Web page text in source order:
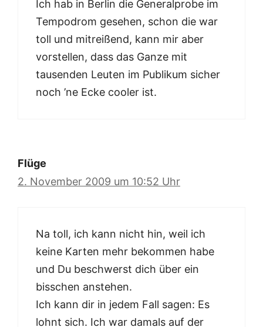
Ich hab in Berlin die Generalprobe im
Tempodrom gesehen, schon die war
toll und mitreißend, kann mir aber
vorstellen, dass das Ganze mit
tausenden Leuten im Publikum sicher
noch ’ne Ecke cooler ist.
Flüge
2. November 2009 um 10:52 Uhr
Na toll, ich kann nicht hin, weil ich
keine Karten mehr bekommen habe
und Du beschwerst dich über ein
bisschen anstehen.
Ich kann dir in jedem Fall sagen: Es
lohnt sich. Ich war damals auf der